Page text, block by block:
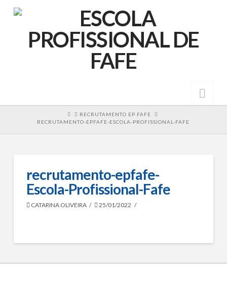
HOMERECRUTAMENTO EP FAFE
RECRUTAMENTO-EPFAFE-ESCOLA-PROFISSIONAL-FAFE
recrutamento-epfafe-
Escola-Profissional-Fafe
CATARINA OLIVEIRA 25/01/2022